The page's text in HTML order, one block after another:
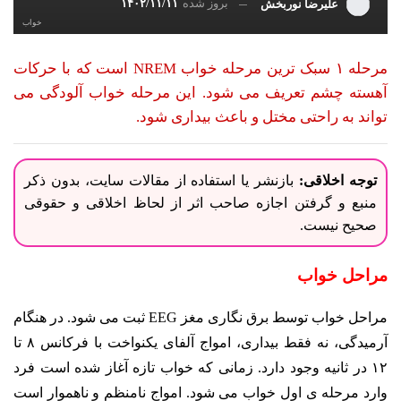
علیرضا نوربخش بروز شده ۱۴۰۲/۱۱/۱۱
خواب
مرحله ۱ سبک ترین مرحله خواب NREM است که با حرکات
آهسته چشم تعریف می شود. این مرحله خواب آلودگی می
تواند به راحتی مختل و باعث بیداری شود.
توجه اخلاقی: بازنشر یا استفاده از مقالات سایت، بدون ذکر
منبع و گرفتن اجازه صاحب اثر از لحاظ اخلاقی و حقوقی
صحیح نیست.
مراحل خواب
مراحل خواب توسط برق نگاری مغز EEG ثبت می شود. در هنگام
آرمیدگی، نه فقط بیداری، امواج آلفای یکنواخت با فرکانس ۸ تا
۱۲ در ثانیه وجود دارد. زمانی که خواب تازه آغاز شده است فرد
وارد مرحله ی اول خواب می شود. امواج نامنظم و ناهموار است